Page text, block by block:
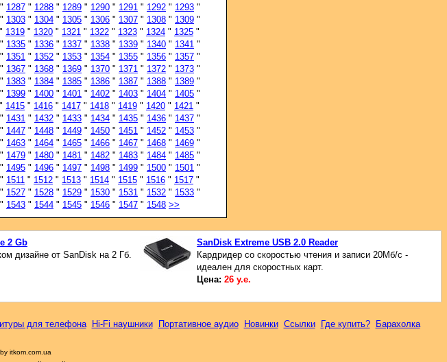
" 1287 " 1288 " 1289 " 1290 " 1291 " 1292 " 1293 "
" 1303 " 1304 " 1305 " 1306 " 1307 " 1308 " 1309 "
" 1319 " 1320 " 1321 " 1322 " 1323 " 1324 " 1325 "
" 1335 " 1336 " 1337 " 1338 " 1339 " 1340 " 1341 "
" 1351 " 1352 " 1353 " 1354 " 1355 " 1356 " 1357 "
" 1367 " 1368 " 1369 " 1370 " 1371 " 1372 " 1373 "
" 1383 " 1384 " 1385 " 1386 " 1387 " 1388 " 1389 "
" 1399 " 1400 " 1401 " 1402 " 1403 " 1404 " 1405 "
" 1415 " 1416 " 1417 " 1418 " 1419 " 1420 " 1421 "
" 1431 " 1432 " 1433 " 1434 " 1435 " 1436 " 1437 "
" 1447 " 1448 " 1449 " 1450 " 1451 " 1452 " 1453 "
" 1463 " 1464 " 1465 " 1466 " 1467 " 1468 " 1469 "
" 1479 " 1480 " 1481 " 1482 " 1483 " 1484 " 1485 "
" 1495 " 1496 " 1497 " 1498 " 1499 " 1500 " 1501 "
" 1511 " 1512 " 1513 " 1514 " 1515 " 1516 " 1517 "
" 1527 " 1528 " 1529 " 1530 " 1531 " 1532 " 1533 "
" 1543 " 1544 " 1545 " 1546 " 1547 " 1548 >>
2 Gb
дизайне от SanDisk на 2 Гб.
SanDisk Extreme USB 2.0 Reader
Кардридер со скоростью чтения и записи 20Мб/с -
идеален для скоростных карт.
Цена: 26 у.е.
для телефона Hi-Fi наушники Портативное аудио Новинки Ссылки Где купить? Барахолка
itkom.com.ua